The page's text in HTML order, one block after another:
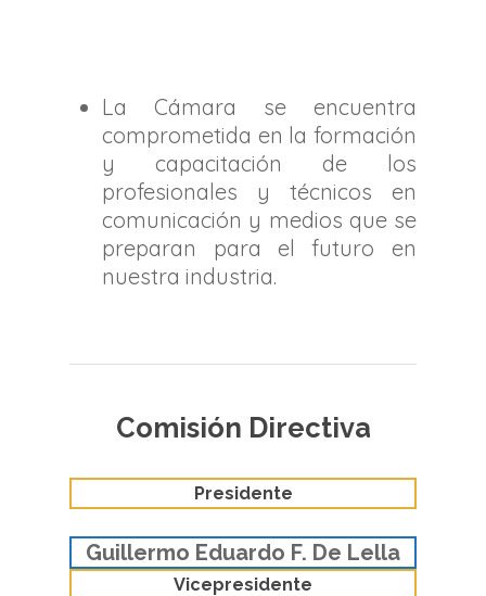
La Cámara se encuentra
comprometida en la formación
y capacitación de los
profesionales y técnicos en
comunicación y medios que se
preparan para el futuro en
nuestra industria.
Comisión Directiva
Presidente
Guillermo Eduardo F. De Lella
Vicepresidente